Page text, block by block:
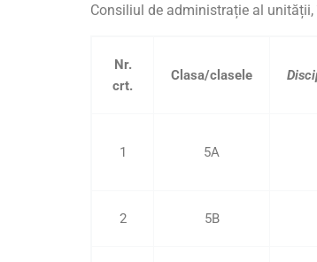
Consiliul de administrație al
Nr.
crt.
Clasa/clasele
1 5A
2 5B